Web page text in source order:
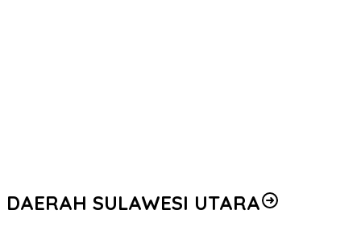
DAERAH SULAWESI UTARA